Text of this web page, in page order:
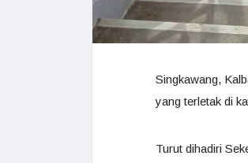
Singkawang,
yang terletak di
Turut dihadiri